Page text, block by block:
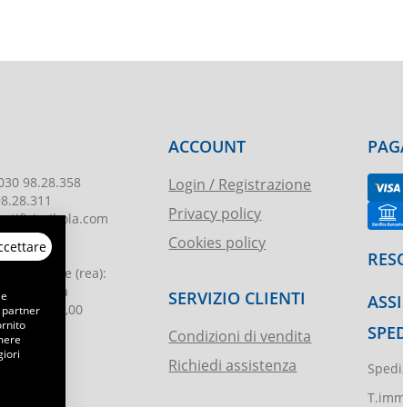
98.28.358
imprese (rea):
di Brescia
:€ 51.000,00
ACCOUNT
Login / Registrazione
Privacy policy
Cookies policy
SERVIZIO CLIENTI
Condizioni di vendita
Richiedi assistenza
partner